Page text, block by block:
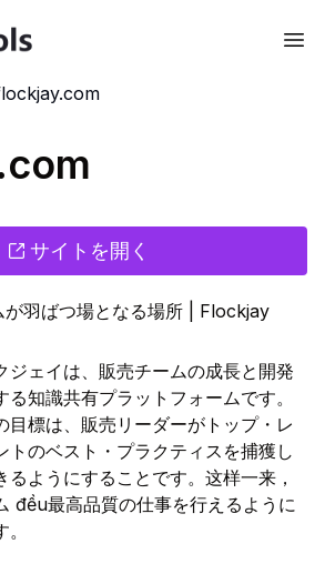
サイトを開く
が羽ばつ場となる場所 | Flockjay
ジェイは、販売チームの成長と開発
る知識共有プラットフォームです。
目標は、販売リーダーがトップ・レ
トのベスト・プラクティスを捕獲し
るようにすることです。这样一来，
đều最高品質の仕事を行えるように